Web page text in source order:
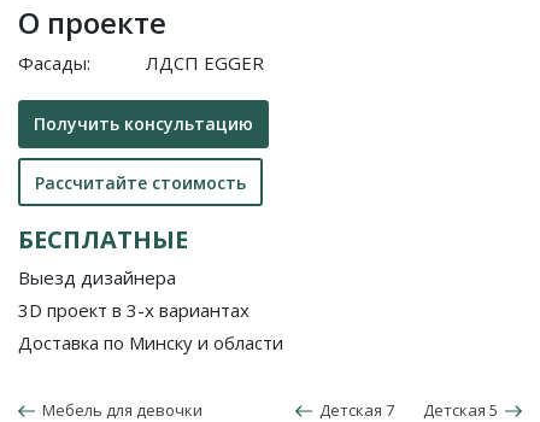
О проекте
Фасады: ЛДСП EGGER
Получить консультацию
Рассчитайте стоимость
БЕСПЛАТНЫЕ
Выезд дизайнера
3D проект в 3-х вариантах
Доставка по Минску и области
Мебель для девочки Детская 7 Детская 5